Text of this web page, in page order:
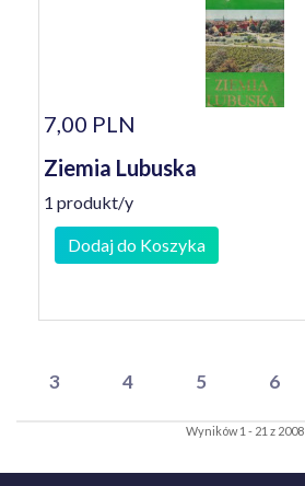
7,00 PLN
Ziemia Lubuska
1 produkt/y
Dodaj do Koszyka
3 4 5 6
Wyników 1 - 21 z 2008